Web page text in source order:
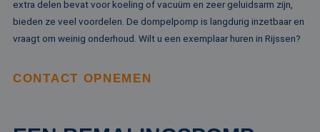
extra delen bevat voor koeling of vacuüm en zeer geluidsarm zijn,
bieden ze veel voordelen. De dompelpomp is langdurig inzetbaar en
vraagt om weinig onderhoud. Wilt u een exemplaar huren in Rijssen?
CONTACT OPNEMEN